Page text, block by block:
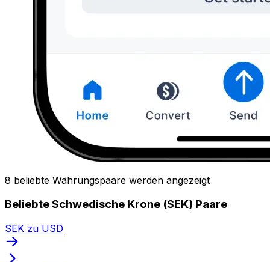
8 beliebte Währungspaare werden angezeigt
Beliebte Schwedische Krone (SEK) Paare
SEK zu USD